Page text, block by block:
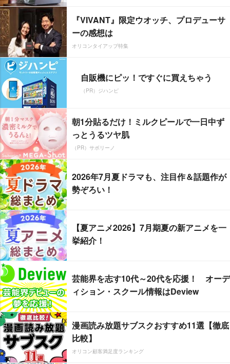
『VIVANT』限定ウオッチ、プロデューサ
ーの感想は
オリコンタイアップ特集
自販機にピッ！ですぐに買えちゃう
（PR）ジハンピ
朝1分貼るだけ！ミルクピールで一日中ず
っとうるツヤ肌
（PR）サボリーノ
2026年7月夏ドラマも、注目作＆話題作が
勢ぞろい！
【夏アニメ2026】7月期夏の新アニメを一
挙紹介！
芸能界を志す10代～20代を応援！ オーデ
ィション・スクール情報はDeview
漫画読み放題サブスクおすすめ11選【徹底
比較】
オリコン顧客満足度ランキング